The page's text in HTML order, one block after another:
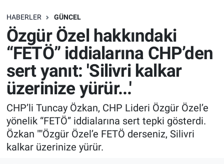
HABERLER GÜNCEL
Özgür Özel hakkındaki
“FETÖ” iddialarına CHP’den
sert yanıt: 'Silivri kalkar
üzerinize yürür...'
CHP’li Tuncay Özkan, CHP Lideri Özgür Özel’e
yönelik “FETÖ” iddialarına sert tepki gösterdi.
Özkan ""Özgür Özel’e FETÖ derseniz, Silivri
kalkar üzerinize yürür.
SAĞLIK
EKONOMİ
EĞİTİM
ÖZEL HABER
Keşfet
ASTROLOJİ